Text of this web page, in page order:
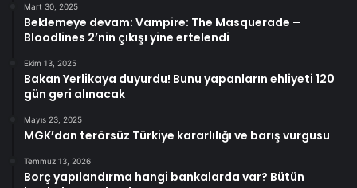
Mart 30, 2025
Beklemeye devam: Vampire: The Masquerade –
Bloodlines 2’nin çıkışı yine ertelendi
Ekim 13, 2025
Bakan Yerlikaya duyurdu! Bunu yapanların ehliyeti 120
gün geri alınacak
Mayıs 23, 2025
MGK’dan terörsüz Türkiye kararlılığı ve barış vurgusu
Temmuz 13, 2026
Borç yapılandırma hangi bankalarda var? Bütün